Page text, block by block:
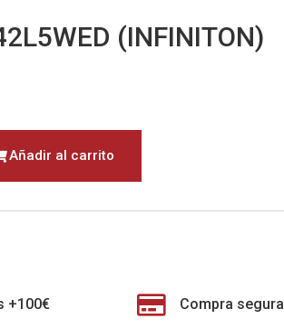
(INFINITON)
Añadir al carrito
+100€  Compra segura